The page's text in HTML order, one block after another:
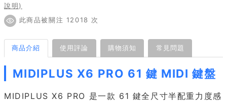
說明)
此商品被關注 12018 次
商品介紹 使用評論 購物須知 常見問題
MIDIPLUS X6 PRO 61 鍵 MIDI 鍵盤
MIDIPLUS X6 PRO 是一款 61 鍵全尺寸半配重力度感